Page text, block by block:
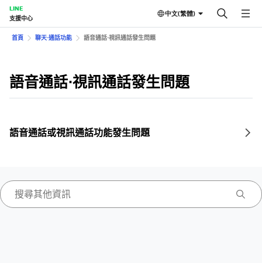
LINE
支援中心
中文(繁體)
首頁 聊天⋅通話功能 語音通話⋅視訊通話發生問題
語音通話⋅視訊通話發生問題
語音通話或視訊通話功能發生問題